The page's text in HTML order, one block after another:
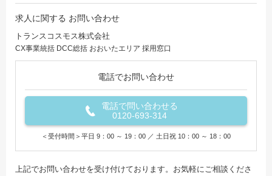
求人に関する お問い合わせ
トランスコスモス株式会社
CX事業統括 DCC総括 おおいたエリア 採用窓口
電話でお問い合わせ
電話で問い合わせる
0120-693-314
＜受付時間＞平日 9：00 ～ 19：00 ／ 土日祝 10：00 ～ 18：00
上記でお問い合わせを受け付けております。お気軽にご相談くださ